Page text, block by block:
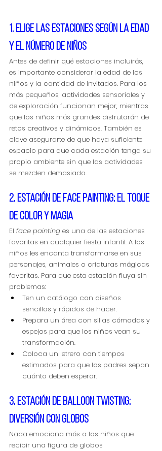
1. Elige las estaciones según la edad
y el número de niños
Antes de definir qué estaciones incluirás,
es importante considerar la edad de los
niños y la cantidad de invitados. Para los
más pequeños, actividades sensoriales y
de exploración funcionan mejor, mientras
que los niños más grandes disfrutarán de
retos creativos y dinámicos. También es
clave asegurarte de que haya suficiente
espacio para que cada estación tenga su
propio ambiente sin que las actividades
se mezclen demasiado.
2. Estación de face painting: el toque
de color y magia
El face painting es una de las estaciones
favoritas en cualquier fiesta infantil. A los
niños les encanta transformarse en sus
personajes, animales o criaturas mágicas
favoritas. Para que esta estación fluya sin
problemas:
Ten un catálogo con diseños
sencillos y rápidos de hacer.
Prepara un área con sillas cómodas y
espejos para que los niños vean su
transformación.
Coloca un letrero con tiempos
estimados para que los padres sepan
cuánto deben esperar.
3. Estación de balloon twisting:
diversión con globos
Nada emociona más a los niños que
recibir una figura de globos